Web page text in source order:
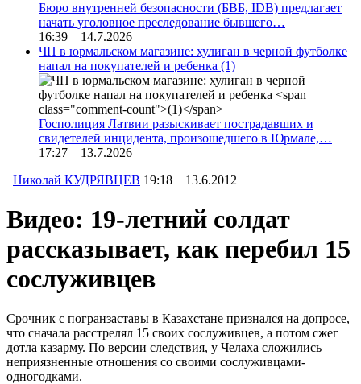
Бюро внутренней безопасности (БВБ, IDB) предлагает
начать уголовное преследование бывшего…
16:39 14.7.2026
ЧП в юрмальском магазине: хулиган в черной футболке
напал на покупателей и ребенка (1)
Госполиция Латвии разыскивает пострадавших и
свидетелей инцидента, произошедшего в Юрмале,…
17:27 13.7.2026
Николай КУДРЯВЦЕВ 19:18 13.6.2012
Видео: 19-летний солдат
рассказывает, как перебил 15
сослуживцев
Срочник с погранзаставы в Казахстане признался на допросе,
что сначала расстрелял 15 своих сослуживцев, а потом сжег
дотла казарму. По версии следствия, у Челаха сложились
неприязненные отношения со своими сослуживцами-
одногодками.